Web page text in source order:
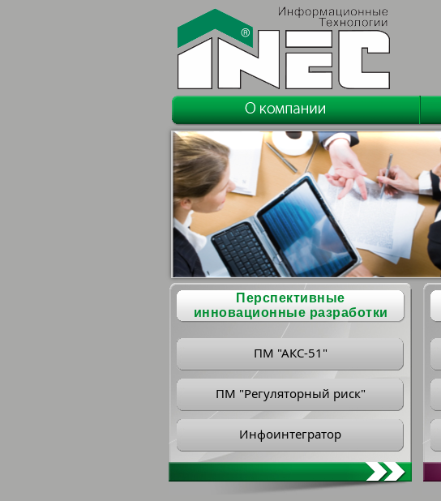
Перспективные
инновационные разработки
ПМ "АКС-51"
ПМ "Регуляторный риск"
Инфоинтегратор